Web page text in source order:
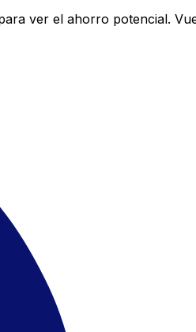
ver el ahorro potencial.